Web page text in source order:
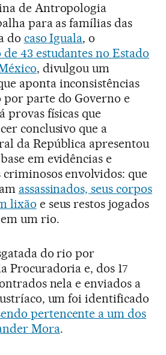
de Antropologia
para as famílias das
do caso Iguala, o
43 estudantes no Estado
, divulgou um
aponta inconsistências
parte do Governo e
provas físicas que
conclusivo que a
da República apresentou
em evidências e
envolvidos: que
assassinados, seus corpos
lixão e seus restos jogados
um rio.
do rio por
Procuradoria e, dos 17
nela e enviados a
um foi identificado
pertencente a um dos
Mora.